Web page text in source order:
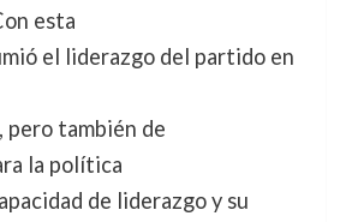
esta
el liderazgo del partido en
pero también de
la política
de liderazgo y su